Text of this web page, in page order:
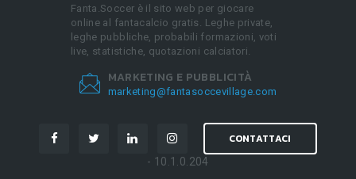
Fanta.Soccer è il sito web per giocare
online al fantacalcio gratis. Leghe private,
leghe pubbliche, probabili formazioni, voti
live, statistiche, quotazioni calciatori.
MARKETING E PUBBLICITÀ
marketing@fantasoccevillage.com
CONTATTACI
- 10.1.0.204